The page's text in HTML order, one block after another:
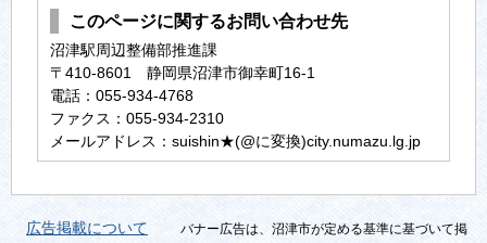
このページに関するお問い合わせ先
沼津駅周辺整備部推進課
〒410-8601 静岡県沼津市御幸町16-1
電話：055-934-4768
ファクス：055-934-2310
メールアドレス：suishin★(@に変換)city.numazu.lg.jp
広告掲載について
バナー広告は、沼津市が定める基準に基づいて掲